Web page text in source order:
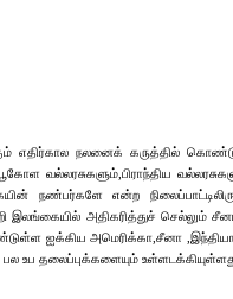
எதிர்கால நலனைக் கருத்தில்
வல்லரசுகளும்,பிராந்திய
நண்பர்களே என்ற
அதிகரித்துச் செல்லும்
ஐக்கிய அமெரிக்கா,சீனா
உப தலைப்புக்களையும்